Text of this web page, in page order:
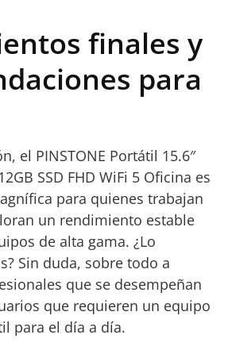
beneficiarse de mejoras en
finales y
para
el PINSTONE Portátil 15.6″
SSD FHD WiFi 5 Oficina es
para quienes trabajan
un rendimiento estable
de alta gama. ¿Lo
Sin duda, sobre todo a
que se desempeñan
que requieren un equipo
para el día a día.